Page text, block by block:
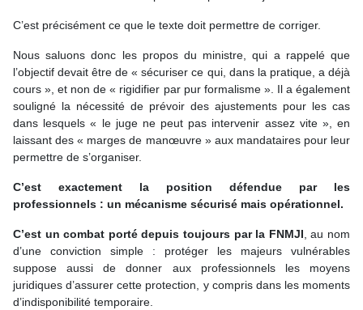
C’est précisément ce que le texte doit permettre de corriger.
Nous saluons donc les propos du ministre, qui a rappelé que
l’objectif devait être de « sécuriser ce qui, dans la pratique, a déjà
cours », et non de « rigidifier par pur formalisme ». Il a également
souligné la nécessité de prévoir des ajustements pour les cas
dans lesquels « le juge ne peut pas intervenir assez vite », en
laissant des « marges de manœuvre » aux mandataires pour leur
permettre de s’organiser.
C’est exactement la position défendue par les
professionnels : un mécanisme sécurisé mais opérationnel.
C’est un combat porté depuis toujours par la FNMJI, au nom
d’une conviction simple : protéger les majeurs vulnérables
suppose aussi de donner aux professionnels les moyens
juridiques d’assurer cette protection, y compris dans les moments
d’indisponibilité temporaire.